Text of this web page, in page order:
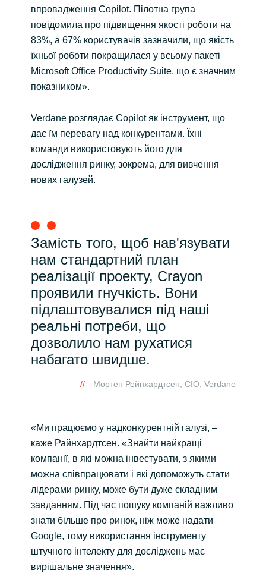
впровадження Copilot. Пілотна група
повідомила про підвищення якості роботи на
83%, а 67% користувачів зазначили, що якість
їхньої роботи покращилася у всьому пакеті
Microsoft Office Productivity Suite, що є значним
показником».
Verdane розглядає Copilot як інструмент, що
дає їм перевагу над конкурентами. Їхні
команди використовують його для
дослідження ринку, зокрема, для вивчення
нових галузей.
Замість того, щоб нав'язувати
нам стандартний план
реалізації проекту, Crayon
проявили гнучкість. Вони
підлаштовувалися під наші
реальні потреби, що
дозволило нам рухатися
набагато швидше.
Мортен Рейнхардтсен, CIO, Verdane
«Ми працюємо у надконкурентній галузі, –
каже Райнхардтсен. «Знайти найкращі
компанії, в які можна інвестувати, з якими
можна співпрацювати і які допоможуть стати
лідерами ринку, може бути дуже складним
завданням. Під час пошуку компаній важливо
знати більше про ринок, ніж може надати
Google, тому використання інструменту
штучного інтелекту для досліджень має
вирішальне значення».